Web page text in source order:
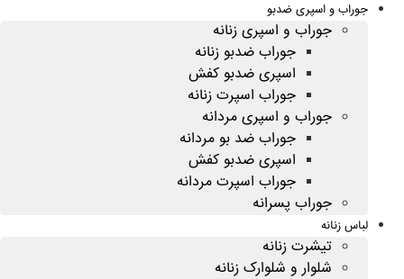
جوراب و اسپری ضدبو
جوراب و اسپری زنانه
جوراب ضدبو زنانه
اسپری ضدبو کفش
جوراب اسپرت زنانه
جوراب و اسپری مردانه
جوراب ضد بو مردانه
اسپری ضدبو کفش
جوراب اسپرت مردانه
جوراب پسرانه
لباس زنانه
تیشرت زنانه
شلوار و شلوارک زنانه